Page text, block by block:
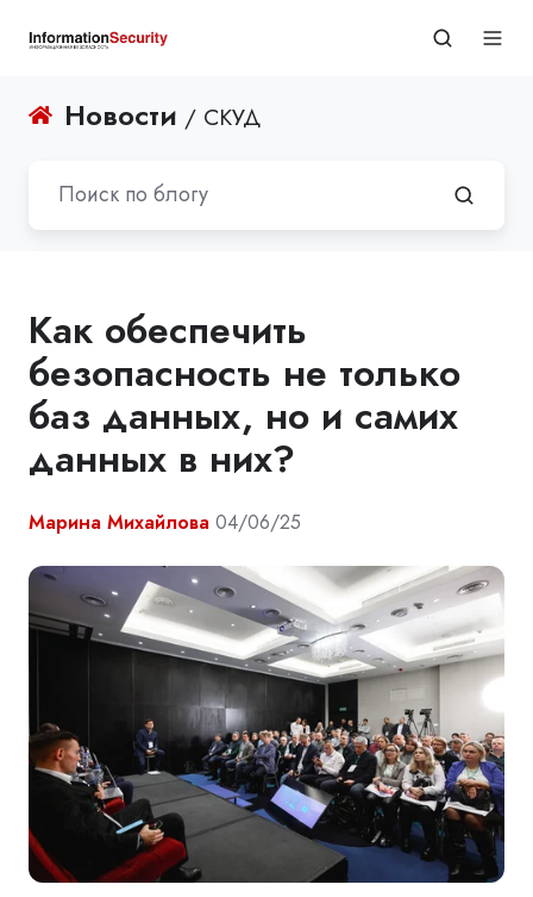
Новости / СКУД
Как обеспечить
безопасность не только
баз данных, но и самих
данных в них?
Марина Михайлова 04/06/25